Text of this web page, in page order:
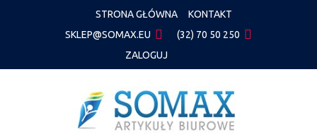
STRONA GŁÓWNA
KONTAKT
SKLEP@SOMAX.EU
(32) 70 50 250
ZALOGUJ